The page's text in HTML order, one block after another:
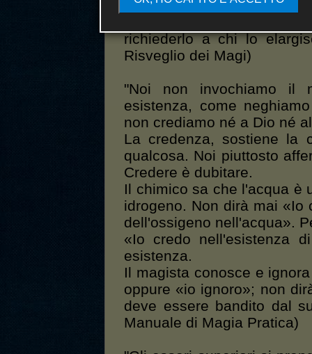
la semplice volontà
richiederlo a chi lo
Risveglio dei Magi)
"Noi non invochiamo il
esistenza, come
non crediamo né a Dio né
La credenza, sostiene la
qualcosa. Noi piuttosto
Credere è dubitare.
Il chimico sa che l'acqua è
idrogeno. Non dirà mai «Io
dell'ossigeno nell'acqua».
«Io credo nell'esistenza
esistenza.
Il magista conosce e
oppure «io ignoro»; non
deve essere bandito dal
Manuale di Magia Pratica)